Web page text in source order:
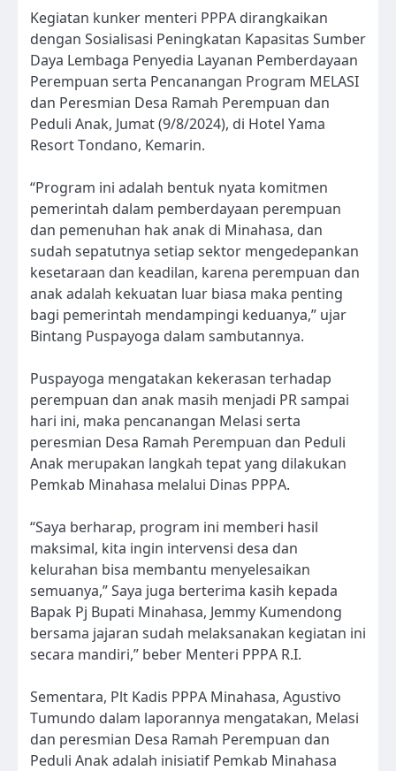
Kegiatan kunker menteri PPPA dirangkaikan
dengan Sosialisasi Peningkatan Kapasitas Sumber
Daya Lembaga Penyedia Layanan Pemberdayaan
Perempuan serta Pencanangan Program MELASI
dan Peresmian Desa Ramah Perempuan dan
Peduli Anak, Jumat (9/8/2024), di Hotel Yama
Resort Tondano, Kemarin.
“Program ini adalah bentuk nyata komitmen
pemerintah dalam pemberdayaan perempuan
dan pemenuhan hak anak di Minahasa, dan
sudah sepatutnya setiap sektor mengedepankan
kesetaraan dan keadilan, karena perempuan dan
anak adalah kekuatan luar biasa maka penting
bagi pemerintah mendampingi keduanya,” ujar
Bintang Puspayoga dalam sambutannya.
Puspayoga mengatakan kekerasan terhadap
perempuan dan anak masih menjadi PR sampai
hari ini, maka pencanangan Melasi serta
peresmian Desa Ramah Perempuan dan Peduli
Anak merupakan langkah tepat yang dilakukan
Pemkab Minahasa melalui Dinas PPPA.
“Saya berharap, program ini memberi hasil
maksimal, kita ingin intervensi desa dan
kelurahan bisa membantu menyelesaikan
semuanya,” Saya juga berterima kasih kepada
Bapak Pj Bupati Minahasa, Jemmy Kumendong
bersama jajaran sudah melaksanakan kegiatan ini
secara mandiri,” beber Menteri PPPA R.I.
Sementara, Plt Kadis PPPA Minahasa, Agustivo
Tumundo dalam laporannya mengatakan, Melasi
dan peresmian Desa Ramah Perempuan dan
Peduli Anak adalah inisiatif Pemkab Minahasa